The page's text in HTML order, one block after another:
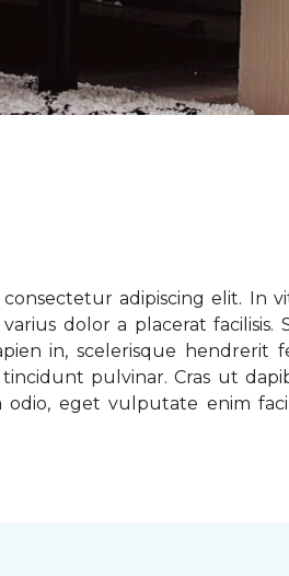
adipiscing elit. In
dolor a placerat facilisis.
in, scelerisque hendrerit
pulvinar. Cras ut
eget vulputate enim